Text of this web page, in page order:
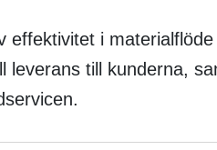
effektivitet i materialflöde
leverans till kunderna,